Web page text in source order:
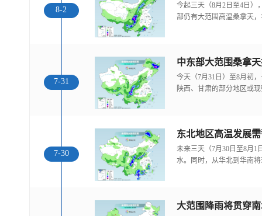
8-2
今起三天（8月2日至4日）
部仍有大范围高温桑拿天
7-31
中东部大范围桑拿
今天（7月31日）至8月初
陕西、甘肃的部分地区或
7-30
东北地区高温发展
未来三天（7月30日至8月1
水。同时，从华北到华南
大范围降雨将贯穿